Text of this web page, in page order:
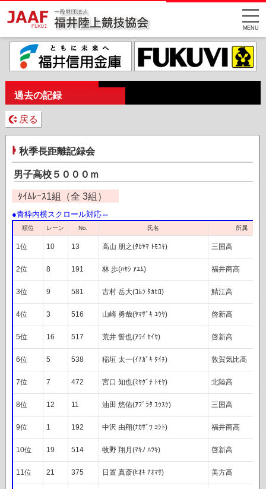
MENU
過去の記録
戻る
秋季長距離記録会
男子高校５０００ｍ
ﾀｲﾑﾚｰｽ1組（全 3組）
順位 レーン No. 氏名 所属
1位 10 13 高山 朋之(ﾀｶﾔﾏ ﾄﾓﾕｷ) 三国高
2位 8 191 林 歩(ﾊﾔｼ ｱﾕﾑ) 福井商高
3位 9 581 古村 岳大(ｺﾑﾗ ﾀｶﾋﾛ) 鯖江高
4位 3 516 山崎 勇哉(ﾔﾏｻﾞｷ ﾕｳﾔ) 啓新高
5位 16 517 荒井 誓也(ｱﾗｲ ｾｲﾔ) 啓新高
6位 5 538 稲垣 太一(ｲﾅｶﾞｷ ﾀｲﾁ) 敦賀気比高
7位 7 472 宮口 知也(ﾐﾔｸﾞﾁ ﾄﾓﾔ) 北陸高
8位 12 11 油田 悠佑(ｱﾌﾞﾗﾀ ﾕｳｽｹ) 三国高
9位 1 192 中沢 由翔(ﾅｶｻﾞﾜ ﾖｼﾄ) 福井商高
10位 19 514 牧野 翔月(ﾏｷﾉ ﾊﾂｷ) 啓新高
11位 21 375 日置 真斎(ﾋｵｷ ﾅｵﾏｻ) 美方高